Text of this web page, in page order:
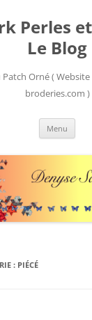
Perles
Le Blog
Patch Orné (
broderies.com )
Menu
: PIÉCÉ